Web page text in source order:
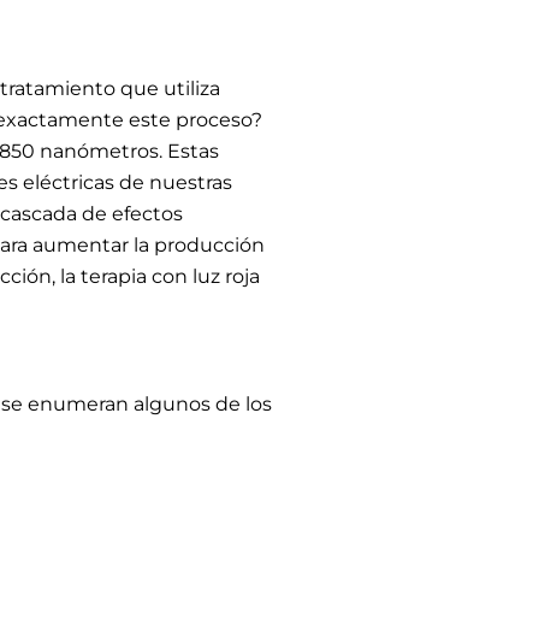
que utiliza
este proceso?
nanómetros. Estas
eléctricas de nuestras
de efectos
aumentar la producción
la terapia con luz roja
enumeran algunos de los